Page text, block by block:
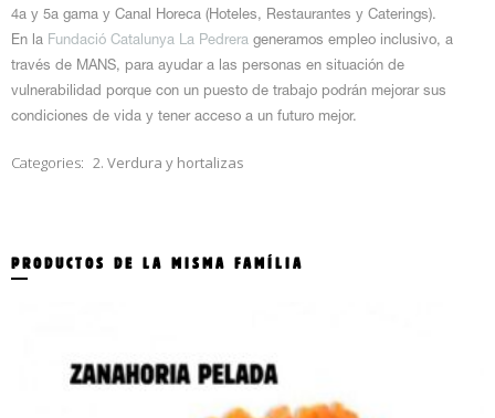
4a y 5a gama y Canal Horeca (Hoteles, Restaurantes y Caterings).
En la Fundació Catalunya La Pedrera generamos empleo inclusivo, a
través de MANS, para ayudar a las personas en situación de
vulnerabilidad porque con un puesto de trabajo podrán mejorar sus
condiciones de vida y tener acceso a un futuro mejor.
Categories: 2. Verdura y hortalizas
PRODUCTOS DE LA MISMA FAMÍLIA